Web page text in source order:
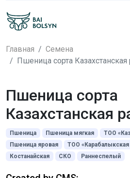
Главная
Семена
Пшеница сорта Казахстанская
Пшеница сорта
Казахстанская
Пшеница Пшеница мягкая
ТОО
Пшеница яровая
ТОО
Костанайская
СКО Раннеспелый